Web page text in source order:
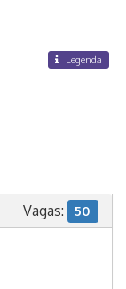
Legenda
Vagas: 50